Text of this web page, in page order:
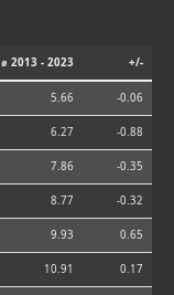
⌀ 2013 - 2023 +/-
5.66 -0.06
6.27 -0.88
7.86 -0.35
8.77 -0.32
9.93 0.65
10.91 0.17